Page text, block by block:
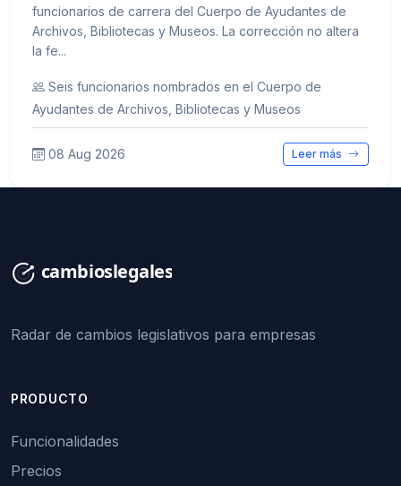
funcionarios de carrera del Cuerpo de Ayudantes de
Archivos, Bibliotecas y Museos. La corrección no altera
la fe...
Seis funcionarios nombrados en el Cuerpo de
Ayudantes de Archivos, Bibliotecas y Museos
08 Aug 2026 Leer más
Radar de cambios legislativos para empresas
PRODUCTO
Funcionalidades
Precios